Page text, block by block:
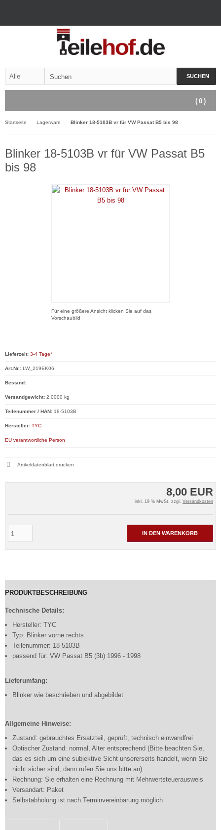
SUCHEN
( 0 )
Startseite Lagerware Blinker 18-5103B vr für VW Passat B5 bis 98
Blinker 18-5103B vr für VW Passat B5
bis 98
Für eine größere Ansicht klicken Sie auf das
Vorschaubild
8,00 EUR
inkl. 19 % MwSt. zzgl. Versandkosten
IN DEN WARENKORB
Lieferzeit: 3-4 Tage*
Art.Nr.: LW_219EK06
Bestand:
Versandgewicht: 2.0000 kg
Teilenummer / HAN: 18-5103B
Hersteller: TYC
EU verantwortliche Person
Artikeldatenblatt drucken
PRODUKTBESCHREIBUNG
Technische Details:
Hersteller: TYC
Typ: Blinker vorne rechts
Teilenummer: 18-5103B
passend für: VW Passat B5 (3b) 1996 - 1998
Lieferumfang:
Blinker wie beschrieben und abgebildet
Allgemeine Hinweise:
Zustand: gebrauchtes Ersatzteil, geprüft, technisch einwandfrei
Optischer Zustand: normal, Alter entsprechend (Bitte beachten Sie,
das es sich um eine subjektive Sicht unsererseits handelt, wenn Sie
nicht sicher sind, dann rufen Sie uns bitte an)
Rechnung: Sie erhalten eine Rechnung mit Mehrwertsteuerausweis
Versandart: Paket
Selbstabholung ist nach Terminvereinbarung möglich